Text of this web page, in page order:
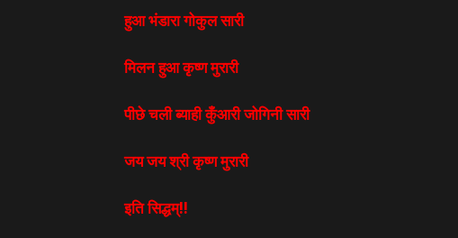
हुआ भंडारा गोकुल सारी
मिलन हुआ कृष्ण मुरारी
पीछे चली ब्याही कुँआरी जोगिनी सारी
जय जय श्री कृष्ण मुरारी
इति सिद्धम्!!